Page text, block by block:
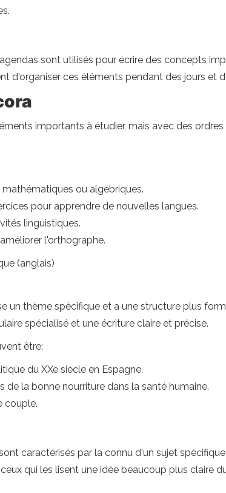
sont utilisés pour écrire des concepts
d'organiser ces éléments pendant des jours et
importants à étudier, mais avec des
ou algébriques.
pour apprendre de nouvelles langues.
linguistiques.
l'orthographe.
(anglais)
un thème spécifique et a une structure plus
spécialisé et une écriture claire et précise.
être:
du XXe siècle en Espagne.
de la bonne nourriture dans la santé humaine.
couple.
caractérisés par la connu d'un sujet
qui les lisent une idée beaucoup plus claire